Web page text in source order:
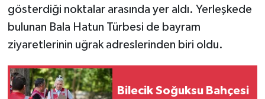
gösterdiği noktalar arasında yer aldı. Yerleşkede
bulunan Bala Hatun Türbesi de bayram
ziyaretlerinin uğrak adreslerinden biri oldu.
Bilecik Soğuksu Bahçesi